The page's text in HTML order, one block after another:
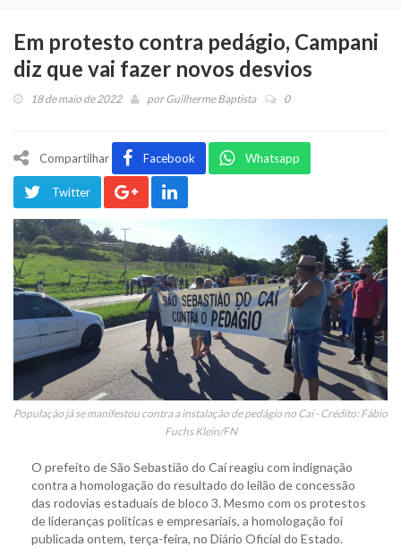
Em protesto contra pedágio, Campani
diz que vai fazer novos desvios
18 de maio de 2022 porGuilherme Baptista 0
Compartilhar Facebook Whatsapp
Twitter
População já se manifestou contra a instalação de pedágio no Caí - Crédito: Fábio
Fuchs Klein/FN
O prefeito de São Sebastião do Caí reagiu com indignação
contra a homologação do resultado do leilão de concessão
das rodovias estaduais de bloco 3. Mesmo com os protestos
de lideranças políticas e empresariais, a homologação foi
publicada ontem, terça-feira, no Diário Oficial do Estado.